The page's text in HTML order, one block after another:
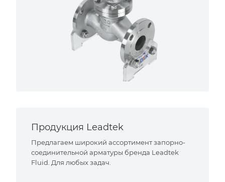
Продукция Leadtek
Предлагаем широкий ассортимент запорно-
соединительной арматуры бренда Leadtek
Fluid. Для любых задач.